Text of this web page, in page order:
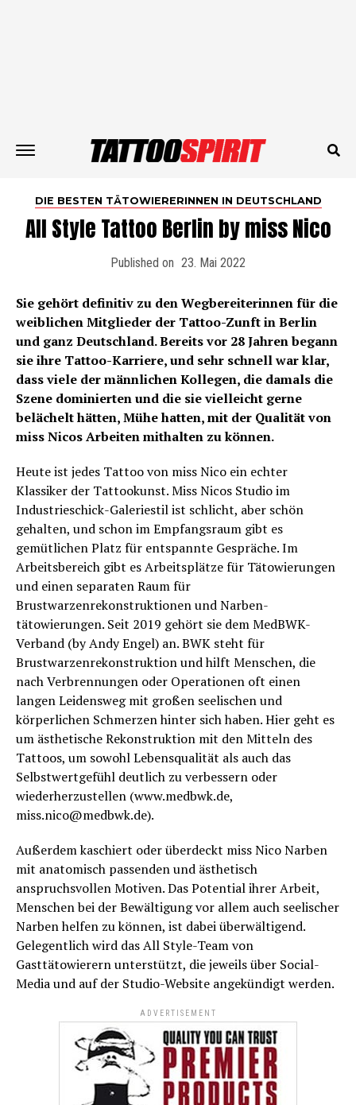
DIE BESTEN TÄTOWIERERINNEN IN DEUTSCHLAND
All Style Tattoo Berlin by miss Nico
Published on 23. Mai 2022
Sie gehört definitiv zu den Wegbereiterinnen für die
weiblichen Mitglieder der Tattoo-Zunft in Berlin
und ganz Deutschland. Bereits vor 28 Jahren begann
sie ihre Tattoo-Karriere, und sehr schnell war klar,
dass viele der männlichen Kollegen, die damals die
Szene dominierten und die sie vielleicht gerne
belächelt hätten, Mühe hatten, mit der Qualität von
miss Nicos Arbeiten mithalten zu können.
Heute ist jedes Tattoo von miss Nico ein echter
Klassiker der Tattookunst. Miss Nicos Studio im
Industrieschick-Galeriestil ist schlicht, aber schön
gehalten, und schon im Empfangsraum gibt es
gemütlichen Platz für entspannte Gespräche. Im
Arbeitsbereich gibt es Arbeitsplätze für Tätowierungen
und einen separaten Raum für
Brustwarzenrekonstruktionen und Narben­
tätowierungen. Seit 2019 gehört sie dem MedBWK-
Verband (by Andy Engel) an. BWK steht für
Brustwarzenrekonstruktion und hilft Menschen, die
nach Ver­­­brennun­gen oder Operationen oft einen
langen Leidensweg mit großen seelischen und
körperlichen Schmerzen hinter sich haben. Hier geht es
um ästhetische Rekonstruktion mit den Mitteln des
Tattoos, um sowohl Lebensqualität als auch das
Selbstwertgefühl deutlich zu verbessern oder
wiederherzustellen (www.medbwk.de,
miss.nico@medbwk.de).
Außerdem kaschiert oder überdeckt miss Nico Narben
mit anatomisch passenden und ästhetisch
anspruchsvollen Motiven. Das Potential ihrer Arbeit,
Menschen bei der Bewältigung vor allem auch seelischer
Narben helfen zu können, ist dabei überwältigend.
Gelegentlich wird das All Style-Team von
Gasttätowierern unterstützt, die jeweils über Social-
Media und auf der Studio-Website angekündigt werden.
ADVERTISEMENT